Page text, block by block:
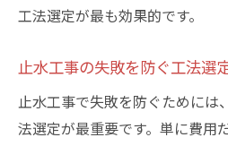
工法選定が最も効果的です。
止水工事の失敗を防ぐ工法選
止水工事で失敗を防ぐためには
法選定が最重要です。単に費用